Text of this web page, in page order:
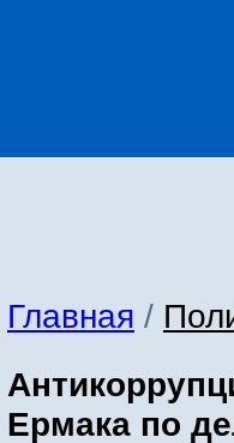
Главная /
Ермака по